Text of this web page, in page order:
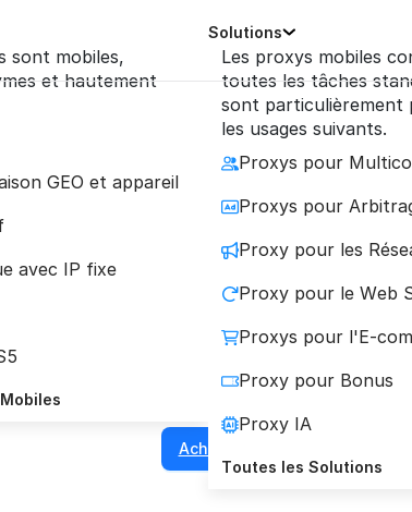
sont mobiles,
et hautement
GEO et appareil
avec IP fixe
Solutions
Les proxys mobiles
toutes les tâches
sont particulièrement
les usages suivants.
Proxys pour
Proxys pour
Proxy pour les
Proxy pour le Web
Proxys pour l'E-
Proxy pour Bonus
Proxy IA
Toutes les Solutions
Mobiles
ultime pour la gestion de
TrustPilot 4.2Reviews.io
Acheter un proxy